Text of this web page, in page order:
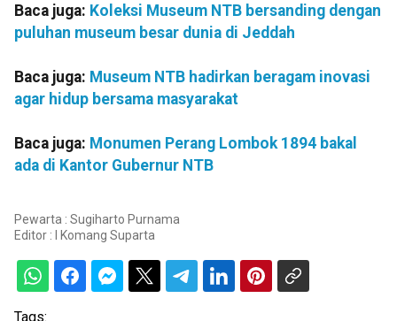
Baca juga: Koleksi Museum NTB bersanding dengan
puluhan museum besar dunia di Jeddah
Baca juga: Museum NTB hadirkan beragam inovasi
agar hidup bersama masyarakat
Baca juga: Monumen Perang Lombok 1894 bakal
ada di Kantor Gubernur NTB
Pewarta : Sugiharto Purnama
Editor :
I Komang Suparta
Tags: